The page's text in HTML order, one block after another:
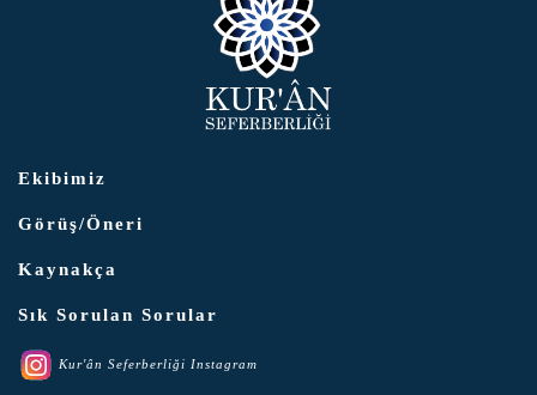
Ekibimiz
Görüş/Öneri
Kaynakça
Sık Sorulan Sorular
Kur'ân Seferberliği Instagram